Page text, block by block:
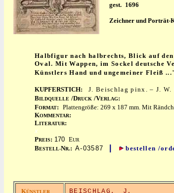
gest. 1696
Zeichner und Porträt-
Halbfigur nach halbrechts, Blick auf
Oval. Mit Wappen, im Sockel deutsche
Künstlers Hand und ungemeiner Fleiß
KUPFERSTICH:
J. Beischlag pinx. – J. W.
BILDQUELLE /DRUCK /VERLAG:
FORMAT: Plattengröße: 269 x 187 mm. Mit
KOMMENTAR:
LITERATUR:
x
PREIS: 170 EUR
BESTELL-NR.: A-03587 | bestellen /
KÜNSTLER BEISCHLAG,
J.